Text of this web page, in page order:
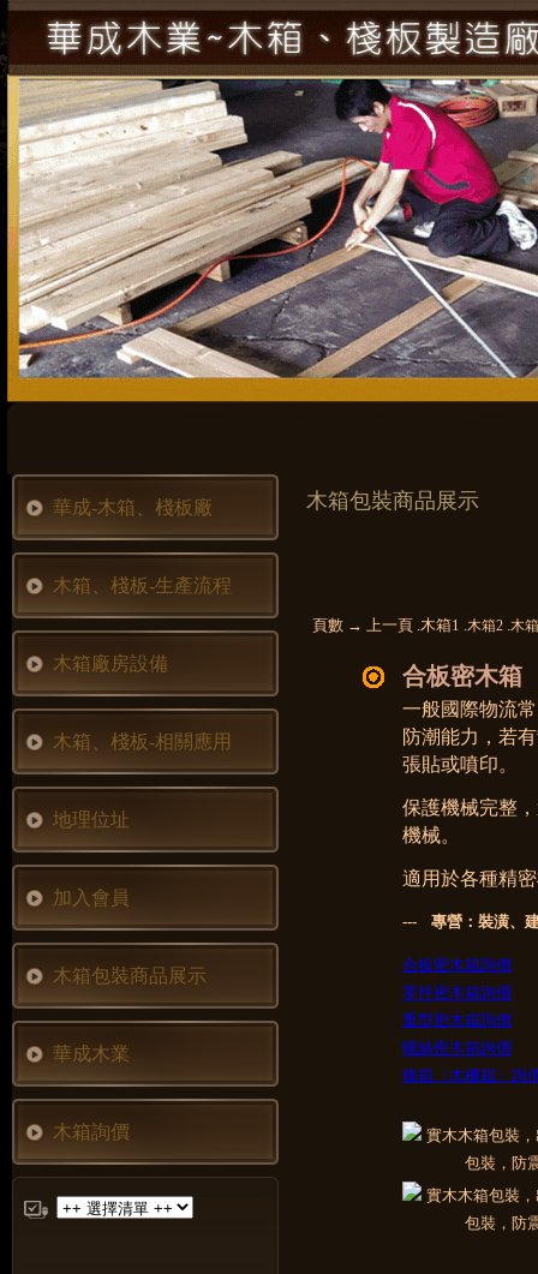
華成-木箱、棧板廠
木箱、棧板-生產流程
木箱廠房設備
木箱、棧板-相關應用
地理位址
加入會員
木箱包裝商品展示
華成木業
木箱詢價
木箱包裝商品展示
頁數 → 上一頁 .木箱1 .木箱2 .木
合板密木箱
一般國際物流
防潮能力，若
張貼或噴印。
保護機械完整，
機械。
適用於各種精
--- 專營：裝潢、
合板密木箱詢價
零件密木箱詢價
重型密木箱詢價
螺絲密木箱詢價
條箱〈木柵箱〉詢